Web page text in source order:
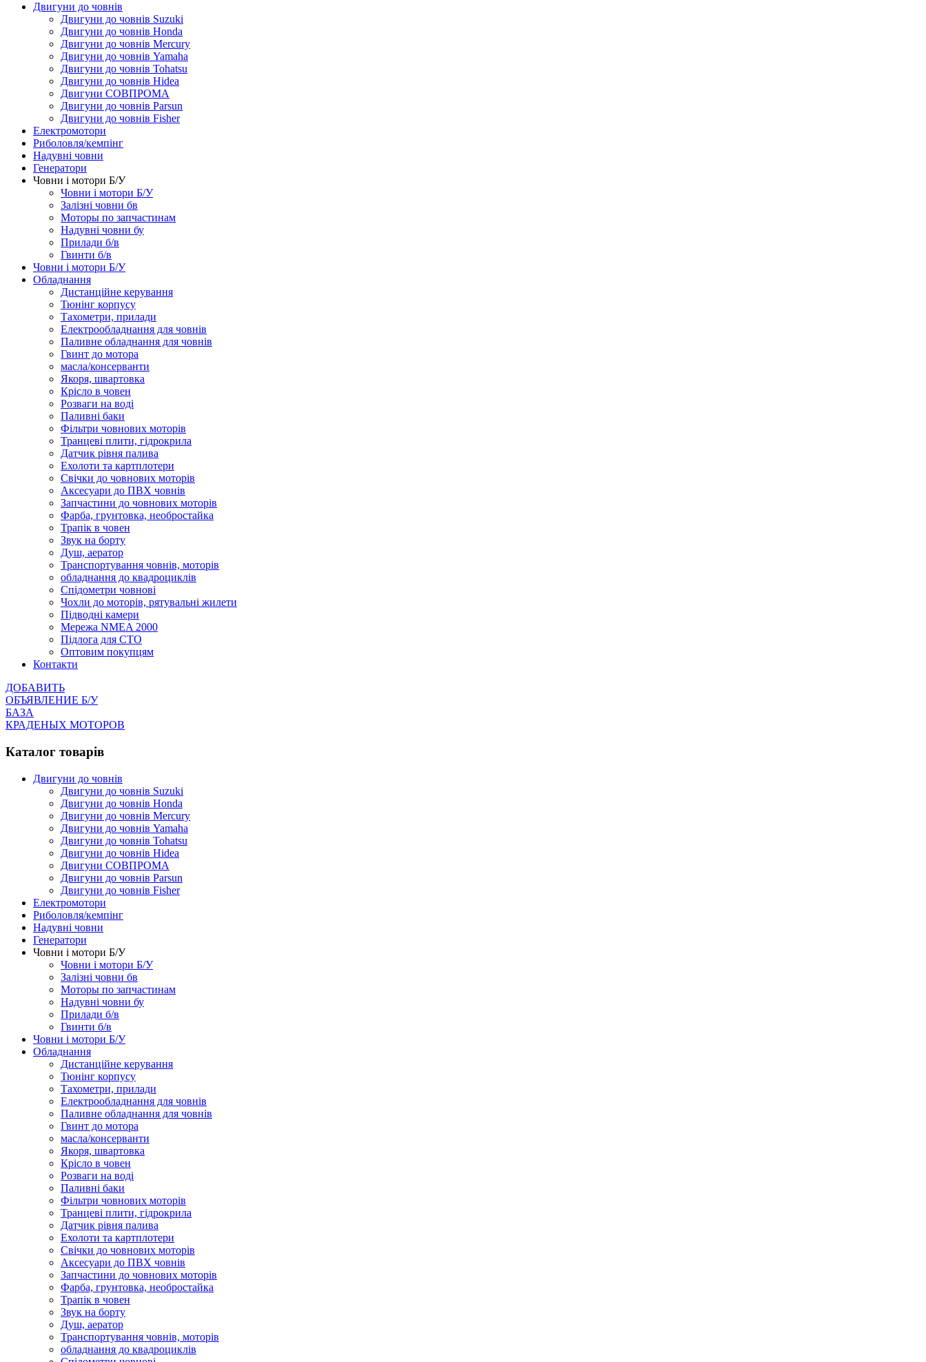
Двигуни до човнів
Двигуни до човнів Suzuki
Двигуни до човнів Honda
Двигуни до човнів Mercury
Двигуни до човнів Yamaha
Двигуни до човнів Tohatsu
Двигуни до човнів Hidea
Двигуни СОВПРОМА
Двигуни до човнів Parsun
Двигуни до човнів Fisher
Електромотори
Риболовля/кемпінг
Надувні човни
Генератори
Човни і мотори Б/У
Човни і мотори Б/У
Залізні човни бв
Моторы по запчастинам
Надувні човни бу
Прилади б/в
Гвинти б/в
Човни і мотори Б/У
Обладнання
Дистанційне керування
Тюнінг корпусу
Тахометри, прилади
Електрообладнання для човнів
Паливне обладнання для човнів
Гвинт до мотора
масла/консерванти
Якоря, швартовка
Крісло в човен
Розваги на воді
Паливні баки
Фільтри човнових моторів
Транцеві плити, гідрокрила
Датчик рівня палива
Ехолоти та картплотери
Cвічки до човнових моторів
Аксесуари до ПВХ човнів
Запчастини до човнових моторів
Фарба, грунтовка, необростайка
Трапік в човен
Звук на борту
Душ, аератор
Транспортування човнів, моторів
обладнання до квадроциклів
Спідометри човнові
Чохли до моторів, рятувальні жилети
Підводні камери
Мережа NMEA 2000
Підлога для СТО
Оптовим покупцям
Контакти
ДОБАВИТЬ
ОБЪЯВЛЕНИЕ Б/У
БАЗА
КРАДЕНЫХ МОТОРОВ
Каталог товарів
Двигуни до човнів
Двигуни до човнів Suzuki
Двигуни до човнів Honda
Двигуни до човнів Mercury
Двигуни до човнів Yamaha
Двигуни до човнів Tohatsu
Двигуни до човнів Hidea
Двигуни СОВПРОМА
Двигуни до човнів Parsun
Двигуни до човнів Fisher
Електромотори
Риболовля/кемпінг
Надувні човни
Генератори
Човни і мотори Б/У
Човни і мотори Б/У
Залізні човни бв
Моторы по запчастинам
Надувні човни бу
Прилади б/в
Гвинти б/в
Човни і мотори Б/У
Обладнання
Дистанційне керування
Тюнінг корпусу
Тахометри, прилади
Електрообладнання для човнів
Паливне обладнання для човнів
Гвинт до мотора
масла/консерванти
Якоря, швартовка
Крісло в човен
Розваги на воді
Паливні баки
Фільтри човнових моторів
Транцеві плити, гідрокрила
Датчик рівня палива
Ехолоти та картплотери
Cвічки до човнових моторів
Аксесуари до ПВХ човнів
Запчастини до човнових моторів
Фарба, грунтовка, необростайка
Трапік в човен
Звук на борту
Душ, аератор
Транспортування човнів, моторів
обладнання до квадроциклів